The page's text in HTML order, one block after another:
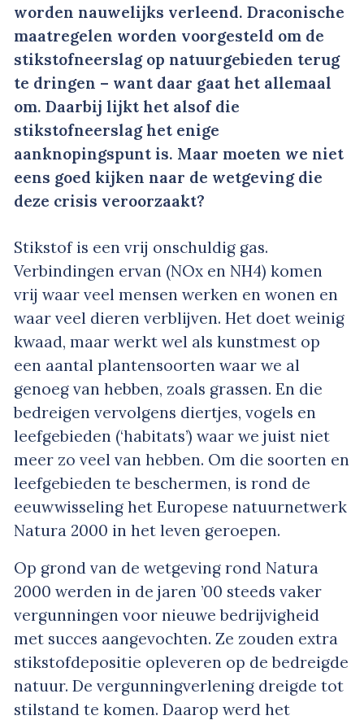
worden nauwelijks verleend. Draconische
maatregelen worden voorgesteld om de
stikstofneerslag op natuurgebieden terug
te dringen – want daar gaat het allemaal
om. Daarbij lijkt het alsof die
stikstofneerslag het enige
aanknopingspunt is. Maar moeten we niet
eens goed kijken naar de wetgeving die
deze crisis veroorzaakt?
Stikstof is een vrij onschuldig gas.
Verbindingen ervan (NOx en NH4) komen
vrij waar veel mensen werken en wonen en
waar veel dieren verblijven. Het doet weinig
kwaad, maar werkt wel als kunstmest op
een aantal plantensoorten waar we al
genoeg van hebben, zoals grassen. En die
bedreigen vervolgens diertjes, vogels en
leefgebieden (‘habitats’) waar we juist niet
meer zo veel van hebben. Om die soorten en
leefgebieden te beschermen, is rond de
eeuwwisseling het Europese natuurnetwerk
Natura 2000 in het leven geroepen.
Op grond van de wetgeving rond Natura
2000 werden in de jaren ’00 steeds vaker
vergunningen voor nieuwe bedrijvigheid
met succes aangevochten. Ze zouden extra
stikstofdepositie opleveren op de bedreigde
natuur. De vergunningverlening dreigde tot
stilstand te komen. Daarop werd het